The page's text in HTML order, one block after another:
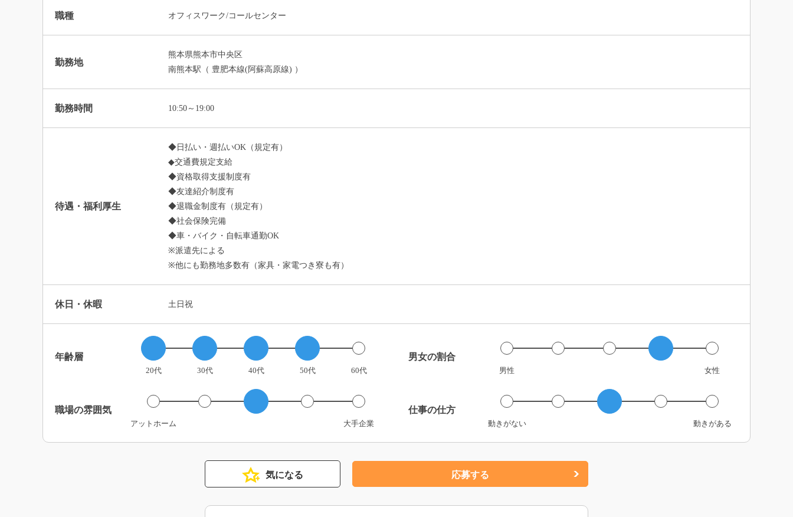
職種 オフィスワーク/コールセンター
勤務地
熊本県熊本市中央区
南熊本駅（ 豊肥本線(阿蘇高原線) ）
勤務時間 10:50～19:00
待遇・福利厚生
◆日払い・週払いOK（規定有）
◆交通費規定支給
◆資格取得支援制度有
◆友達紹介制度有
◆退職金制度有（規定有）
◆社会保険完備
◆車・バイク・自転車通勤OK
※派遣先による
※他にも勤務地多数有（家具・家電つき寮も有）
休日・休暇 土日祝
年齢層
20代 30代 40代 50代 60代
男女の割合
男性 女性
職場の雰囲気
アットホーム 大手企業
仕事の仕方
動きがない 動きがある
気になる 応募する